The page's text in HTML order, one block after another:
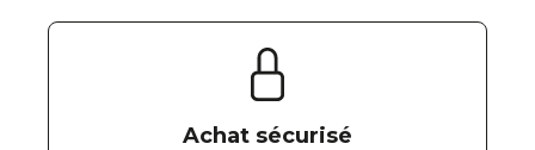
Achat sécurisé